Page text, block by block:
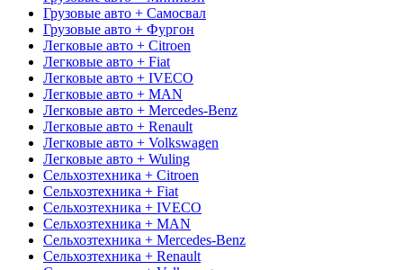
Грузовые авто + Самосвал
Грузовые авто + Фургон
Легковые авто + Citroen
Легковые авто + Fiat
Легковые авто + IVECO
Легковые авто + MAN
Легковые авто + Mercedes-Benz
Легковые авто + Renault
Легковые авто + Volkswagen
Легковые авто + Wuling
Сельхозтехника + Citroen
Сельхозтехника + Fiat
Сельхозтехника + IVECO
Сельхозтехника + MAN
Сельхозтехника + Mercedes-Benz
Сельхозтехника + Renault